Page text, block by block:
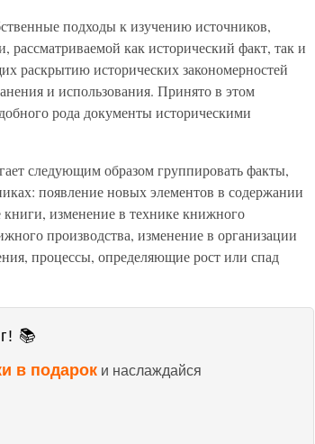
подходы к изучению источников,
как исторический факт, так и
раскрытию исторических закономерностей
и использования. Принято в этом
рода документы историческими
следующим образом группировать факты,
появление новых элементов в содержании
изменение в технике книжного
производства, изменение в организации
процессы, определяющие рост или спад
📚
в подарок и наслаждайся